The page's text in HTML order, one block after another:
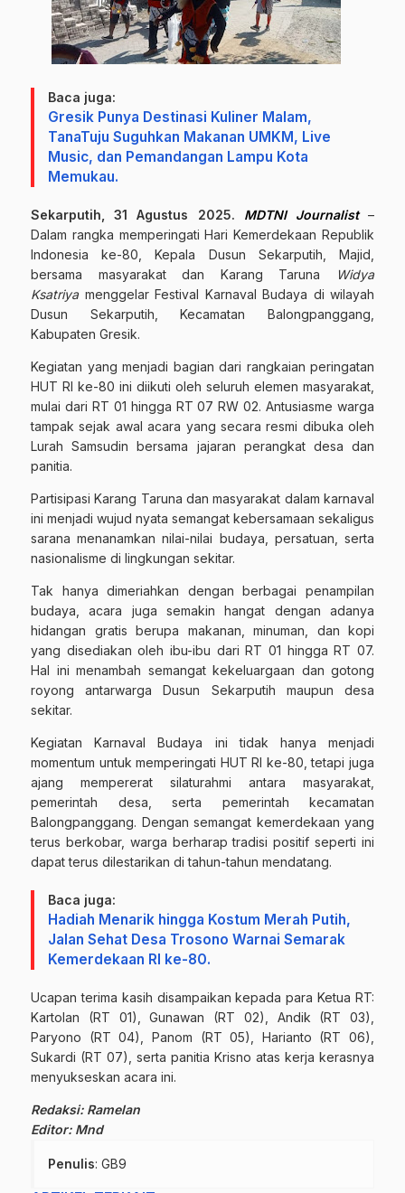
Baca juga:
Gresik Punya Destinasi Kuliner Malam,
TanaTuju Suguhkan Makanan UMKM, Live
Music, dan Pemandangan Lampu Kota
Memukau.
Sekarputih, 31 Agustus 2025. MDTNI Journalist–
Dalam rangka memperingati Hari Kemerdekaan Republik
Indonesia ke-80, Kepala Dusun Sekarputih, Majid,
bersama masyarakat dan Karang Taruna
Widya
Ksatriyamenggelar Festival Karnaval Budaya di wilayah
Dusun Sekarputih, Kecamatan Balongpanggang,
Kabupaten Gresik.
Kegiatan yang menjadi bagian dari rangkaian peringatan
HUT RI ke-80 ini diikuti oleh seluruh elemen masyarakat,
mulai dari RT 01 hingga RT 07 RW 02. Antusiasme warga
tampak sejak awal acara yang secara resmi dibuka oleh
Lurah Samsudin bersama jajaran perangkat desa dan
panitia.
Partisipasi Karang Taruna dan masyarakat dalam karnaval
ini menjadi wujud nyata semangat kebersamaan sekaligus
sarana menanamkan nilai-nilai budaya, persatuan, serta
nasionalisme di lingkungan sekitar.
Tak hanya dimeriahkan dengan berbagai penampilan
budaya, acara juga semakin hangat dengan adanya
hidangan gratis berupa makanan, minuman, dan kopi
yang disediakan oleh ibu-ibu dari RT 01 hingga RT 07.
Hal ini menambah semangat kekeluargaan dan gotong
royong antarwarga Dusun Sekarputih maupun desa
sekitar.
Kegiatan Karnaval Budaya ini tidak hanya menjadi
momentum untuk memperingati HUT RI ke-80, tetapi juga
ajang mempererat silaturahmi antara masyarakat,
pemerintah desa, serta pemerintah kecamatan
Balongpanggang. Dengan semangat kemerdekaan yang
terus berkobar, warga berharap tradisi positif seperti ini
dapat terus dilestarikan di tahun-tahun mendatang.
Baca juga:
Hadiah Menarik hingga Kostum Merah Putih,
Jalan Sehat Desa Trosono Warnai Semarak
Kemerdekaan RI ke-80.
Ucapan terima kasih disampaikan kepada para Ketua RT:
Kartolan (RT 01), Gunawan (RT 02), Andik (RT 03),
Paryono (RT 04), Panom (RT 05), Harianto (RT 06),
Sukardi (RT 07), serta panitia Krisno atas kerja kerasnya
menyukseskan acara ini.
Redaksi: Ramelan
Editor: Mnd
Penulis: GB9